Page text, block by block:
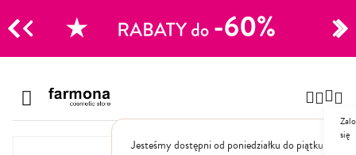
treści
Jesteśmy dostępni od poniedziałku do piątku:
się
Szampony